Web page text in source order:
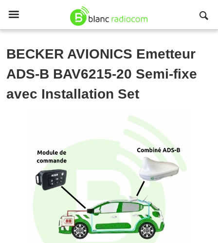

BECKER AVIONICS Emetteur
ADS-B BAV6215-20 Semi-fixe
avec Installation Set